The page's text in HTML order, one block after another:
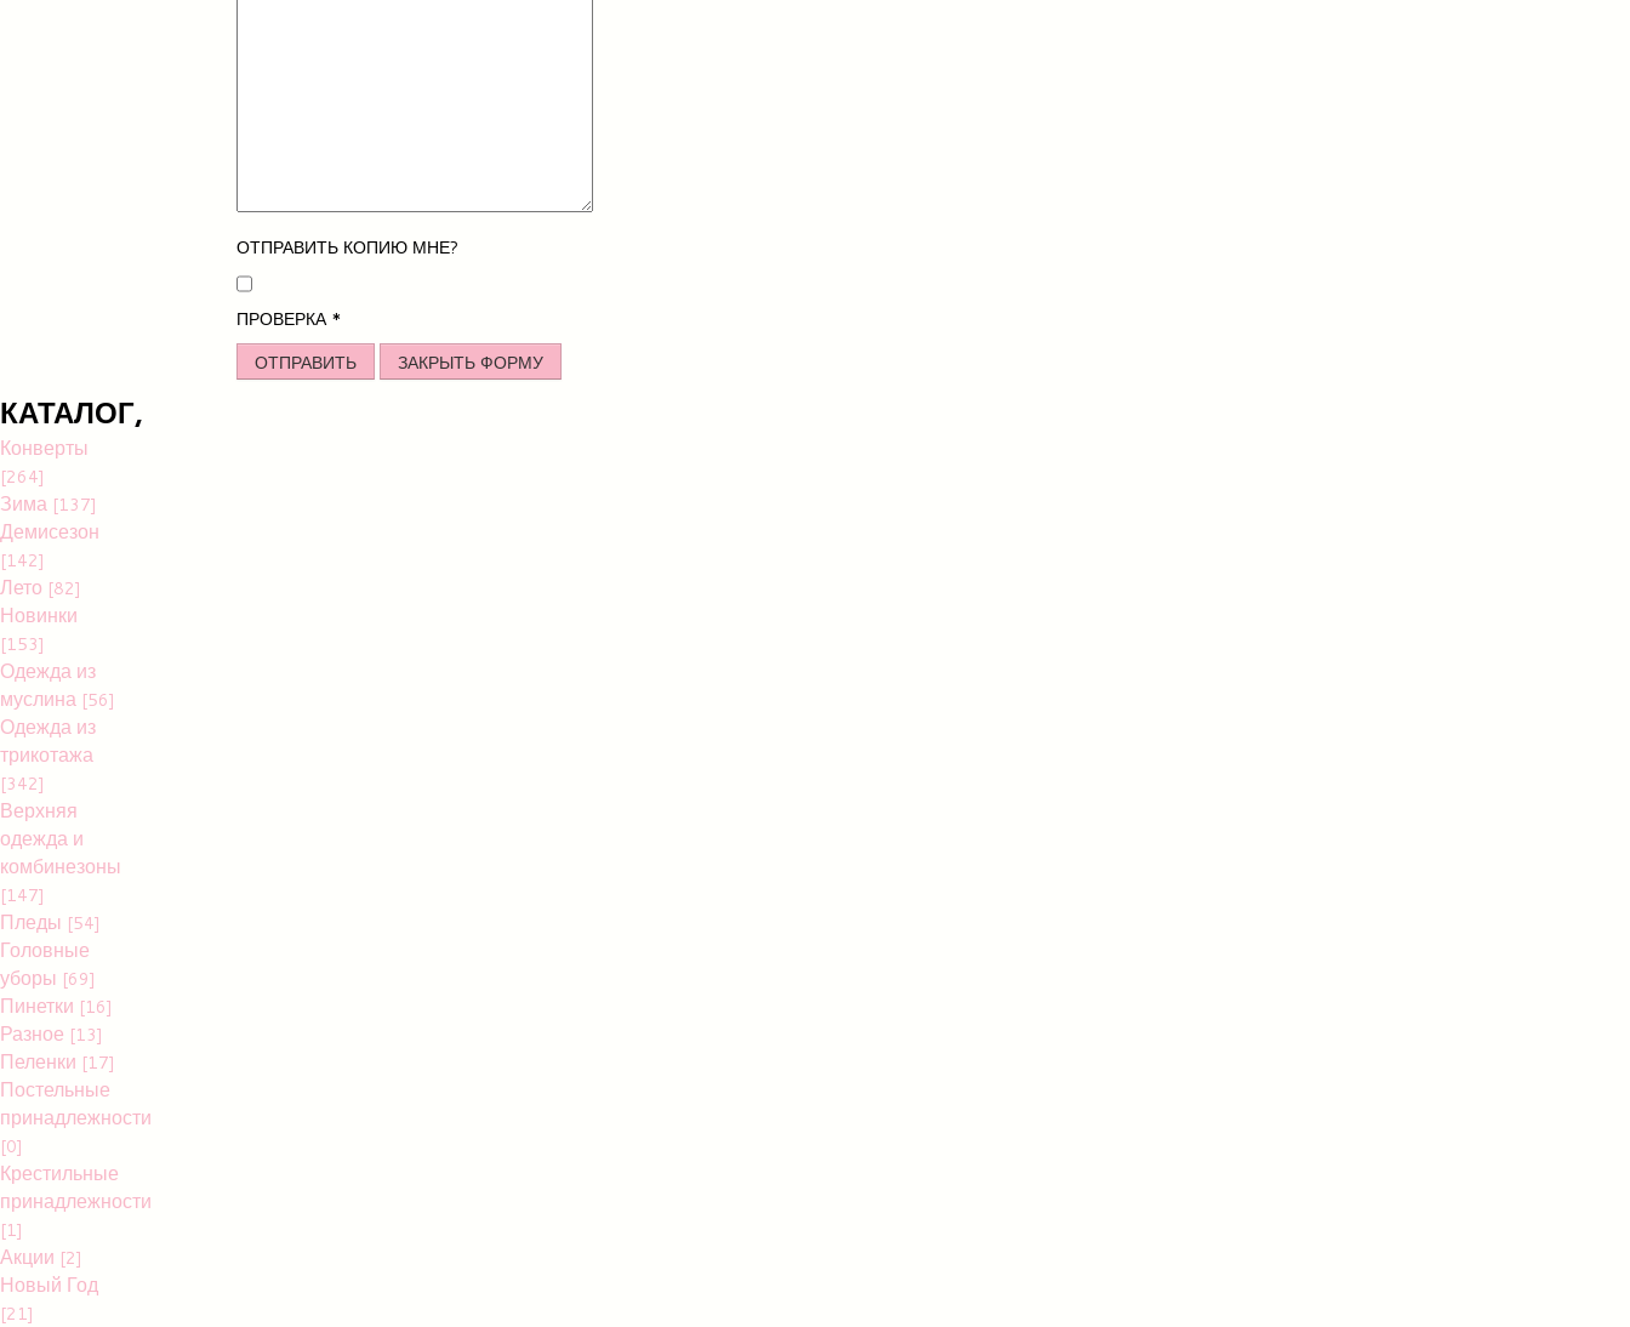
ОТПРАВИТЬ КОПИЮ МНЕ?
ПРОВЕРКА*
ОТПРАВИТЬ
ЗАКРЫТЬ ФОРМУ
КАТАЛОГ,
Конверты
[264]
Зима [137]
Демисезон
[142]
Лето [82]
Новинки
[153]
Одежда из
муслина [56]
Одежда из
трикотажа
[342]
Верхняя
одежда и
комбинезоны
[147]
Пледы [54]
Головные
уборы [69]
Пинетки [16]
Разное [13]
Пеленки [17]
Постельные
принадлежности
[0]
Крестильные
принадлежности
[1]
Акции [2]
Новый Год
[21]